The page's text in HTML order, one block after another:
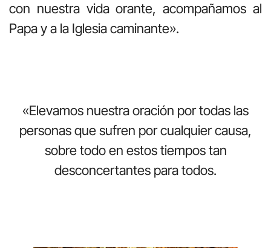
con nuestra vida orante, acompañamos al
Papa y a la Iglesia caminante».
«Elevamos nuestra oración por todas las
personas que sufren por cualquier causa,
sobre todo en estos tiempos tan
desconcertantes para todos.